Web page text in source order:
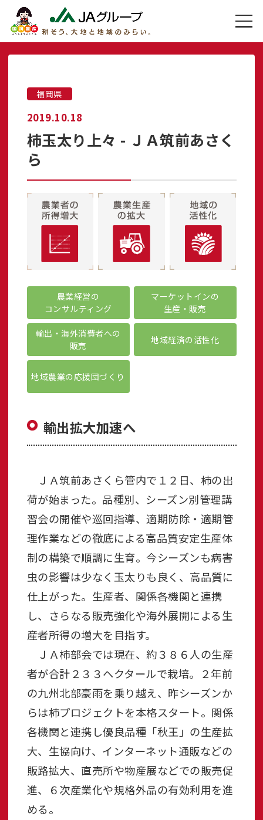
福岡県
2019.10.18
柿玉太り上々 - ＪＡ筑前あさく
ら
農業経営の
コンサルティング
マーケットインの
生産・販売
輸出・海外消費者への
販売
地域経済の活性化
地域農業の応援団づくり
輸出拡大加速へ
ＪＡ筑前あさくら管内で１２日、柿の出
荷が始まった。品種別、シーズン別管理講
習会の開催や巡回指導、適期防除・適期管
理作業などの徹底による高品質安定生産体
制の構築で順調に生育。今シーズンも病害
虫の影響は少なく玉太りも良く、高品質に
仕上がった。生産者、関係各機関と連携
し、さらなる販売強化や海外展開による生
産者所得の増大を目指す。
ＪＡ柿部会では現在、約３８６人の生産
者が合計２３３ヘクタールで栽培。２年前
の九州北部豪雨を乗り越え、昨シーズンか
らは柿プロジェクトを本格スタート。関係
各機関と連携し優良品種「秋王」の生産拡
大、生協向け、インターネット通販などの
販路拡大、直売所や物産展などでの販売促
進、６次産業化や規格外品の有効利用を進
める。